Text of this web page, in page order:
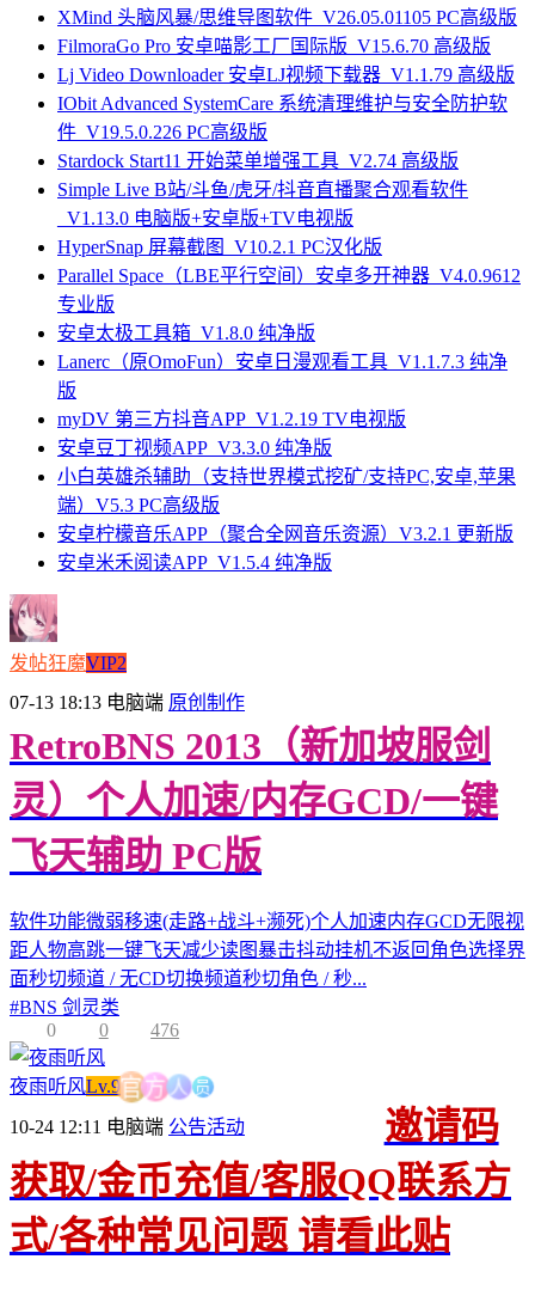
XMind 头脑风暴/思维导图软件_V26.05.01105 PC高级版
FilmoraGo Pro 安卓喵影工厂国际版_V15.6.70 高级版
Lj Video Downloader 安卓LJ视频下载器_V1.1.79 高级版
IObit Advanced SystemCare 系统清理维护与安全防护软
件_V19.5.0.226 PC高级版
Stardock Start11 开始菜单增强工具_V2.74 高级版
Simple Live B站/斗鱼/虎牙/抖音直播聚合观看软件
_V1.13.0 电脑版+安卓版+TV电视版
HyperSnap 屏幕截图_V10.2.1 PC汉化版
Parallel Space（LBE平行空间）安卓多开神器_V4.0.9612
专业版
安卓太极工具箱_V1.8.0 纯净版
Lanerc（原OmoFun）安卓日漫观看工具_V1.1.7.3 纯净
版
myDV 第三方抖音APP_V1.2.19 TV电视版
安卓豆丁视频APP_V3.3.0 纯净版
小白英雄杀辅助（支持世界模式挖矿/支持PC,安卓,苹果
端）V5.3 PC高级版
安卓柠檬音乐APP（聚合全网音乐资源）V3.2.1 更新版
安卓米禾阅读APP_V1.5.4 纯净版
发帖狂魔VIP2
07-13 18:13 电脑端 原创制作
RetroBNS 2013（新加坡服剑
灵）个人加速/内存GCD/一键
飞天辅助 PC版
软件功能微弱移速(走路+战斗+濒死)个人加速内存GCD无限视
距人物高跳一键飞天减少读图暴击抖动挂机不返回角色选择界
面秒切频道 / 无CD切换频道秒切角色 / 秒...
#BNS 剑灵类
0
0 476
夜雨听风Lv.9官 方人员
10-24 12:11 电脑端 公告活动
邀请码
获取/金币充值/客服QQ联系方
式/各种常见问题 请看此贴